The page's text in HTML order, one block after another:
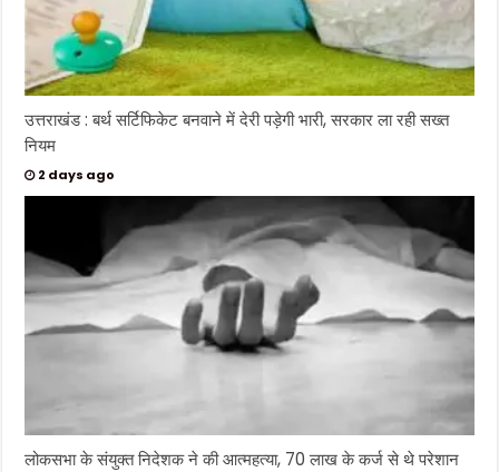
उत्तराखंड : बर्थ सर्टिफिकेट बनवाने में देरी पड़ेगी भारी, सरकार ला रही सख्त
नियम
2 days ago
लोकसभा के संयुक्त निदेशक ने की आत्महत्या, 70 लाख के कर्ज से थे परेशान